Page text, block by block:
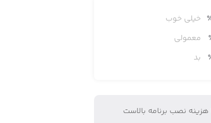
با دوستان قدیمی خود بازی
تیم جهان بدل شوید
خیلی خوب
معمولی
بد
هزينه نصب برنامه بالاست